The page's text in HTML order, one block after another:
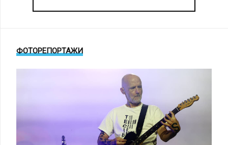
ФОТОРЕПОРТАЖИ